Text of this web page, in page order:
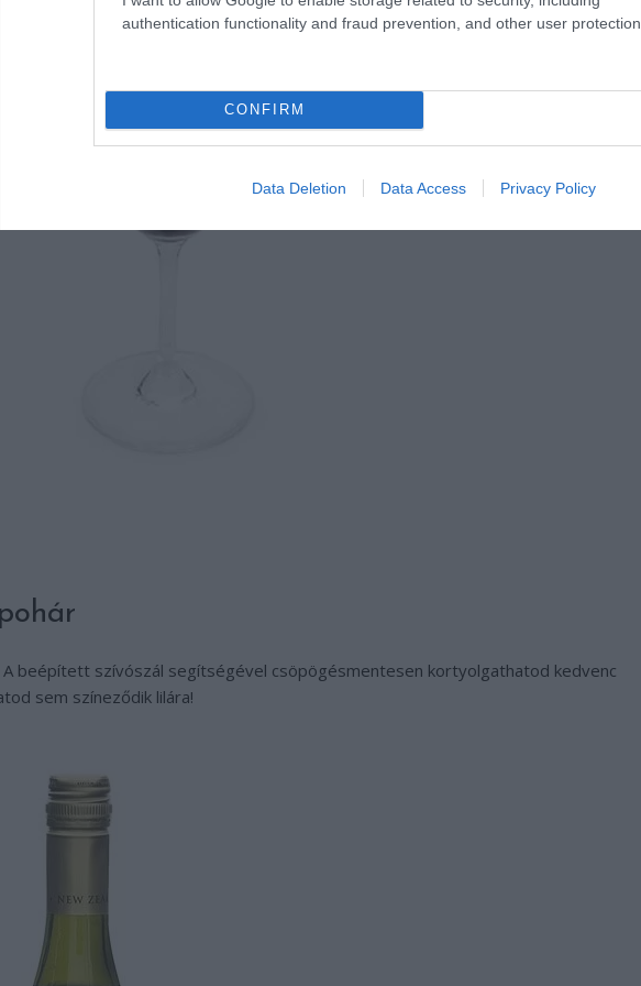
authentication functionality and fraud prevention, and other user protection.
CONFIRM
Data Deletion Data Access Privacy Policy
beépített szívószál segítségével csöpögésmentesen kortyolgathatod kedvenc
sem színeződik lilára!